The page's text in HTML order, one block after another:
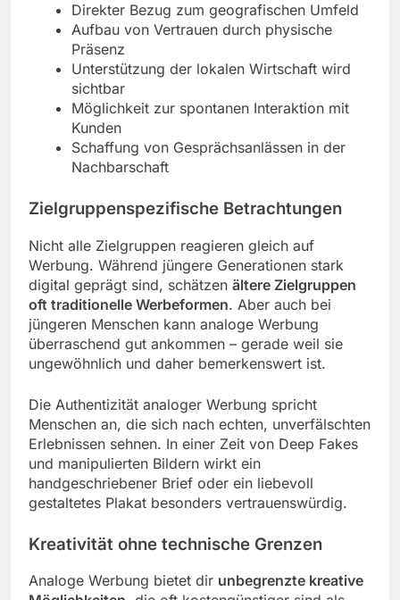
Direkter Bezug zum geografischen Umfeld
Aufbau von Vertrauen durch physische
Präsenz
Unterstützung der lokalen Wirtschaft wird
sichtbar
Möglichkeit zur spontanen Interaktion mit
Kunden
Schaffung von Gesprächsanlässen in der
Nachbarschaft
Zielgruppenspezifische Betrachtungen
Nicht alle Zielgruppen reagieren gleich auf
Werbung. Während jüngere Generationen stark
digital geprägt sind, schätzen ältere Zielgruppen
oft traditionelle Werbeformen. Aber auch bei
jüngeren Menschen kann analoge Werbung
überraschend gut ankommen – gerade weil sie
ungewöhnlich und daher bemerkenswert ist.
Die Authentizität analoger Werbung spricht
Menschen an, die sich nach echten, unverfälschten
Erlebnissen sehnen. In einer Zeit von Deep Fakes
und manipulierten Bildern wirkt ein
handgeschriebener Brief oder ein liebevoll
gestaltetes Plakat besonders vertrauenswürdig.
Kreativität ohne technische Grenzen
Analoge Werbung bietet dir unbegrenzte kreative